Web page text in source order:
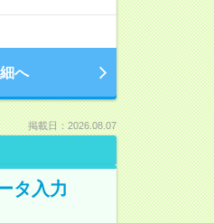
へ
掲載日：2026.08.07
タ入力